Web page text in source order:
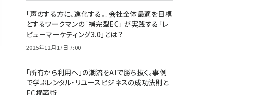
「声のする方に、進化する。」会社全体最適を目標
とするワークマンの「補完型EC」 が実践する「レ
ビューマーケティング3.0」とは？
2025年12月17日 7:00
「所有から利用へ」の潮流をAIで勝ち抜く。事例
で学ぶレンタル・リユースビジネスの成功法則と
EC構築術